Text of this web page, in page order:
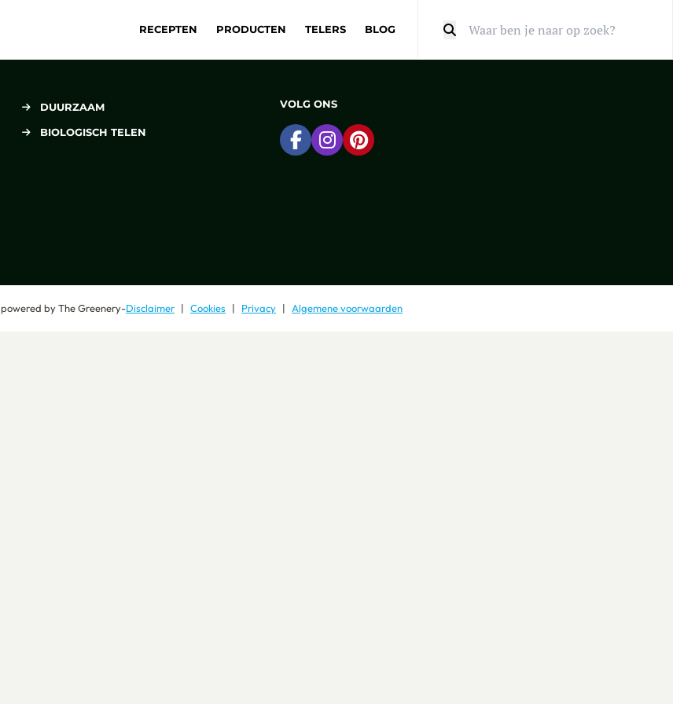
RECEPTEN PRODUCTEN TELERS BLOG
DUURZAAM
BIOLOGISCH TELEN
VOLG ONS
Ga naar Facebook
Ga naar Instagram
Ga naar Pinterest
powered byThe Greenery-Disclaimer Cookies Privacy Algemene voorwaarden